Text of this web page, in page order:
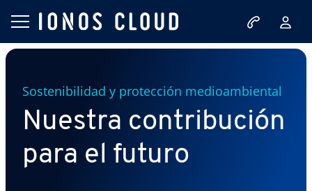
Sostenibilidad y protección medioambiental
Nuestra contribución
para el futuro